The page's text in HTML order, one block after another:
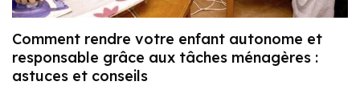
Comment rendre votre enfant autonome et
responsable grâce aux tâches ménagères :
astuces et conseils